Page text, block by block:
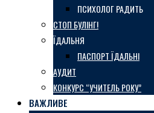
ПСИХОЛОГ РАДИТЬ
СТОП БУЛІНГ!
ЇДАЛЬНЯ
ПАСПОРТ ЇДАЛЬНІ
АУДИТ
КОНКУРС “УЧИТЕЛЬ РОКУ”
ВАЖЛИВЕ